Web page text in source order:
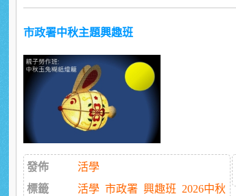
市政署中秋主題興趣班
發佈
活學
標籤
活學 市政署 興趣班 2026中秋